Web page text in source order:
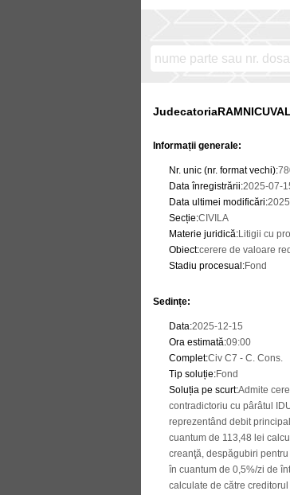
Informații generale:
Nr. unic (nr. format vechi):
Data înregistrării:2025-07-
Data ultimei modificări:
Secție:CIVILA
Materie juridică:Litigii cu
Obiect:cerere de valoare
Stadiu procesual :Fond
Sedințe:
Data:2025-12-15
Ora estimată:09:00
Complet:Civ C7 - C. Cons.
Tip soluție:Fond
Soluția pe scurt:Admite
contradictoriu cu pârâtul
reprezentând debit
cuantum de 113,48 lei
creanţă, despăgubiri
în cuantum de 0,5%/zi de
calculate de către